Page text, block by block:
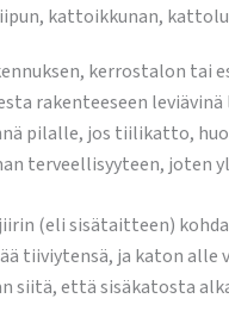
kattoikkunan,
kerrostalon tai
rakenteeseen
pilalle, jos tiilikatto,
terveellisyyteen, joten
(eli sisätaitteen)
tiiviytensä, ja katon
siitä, että sisäkatosta